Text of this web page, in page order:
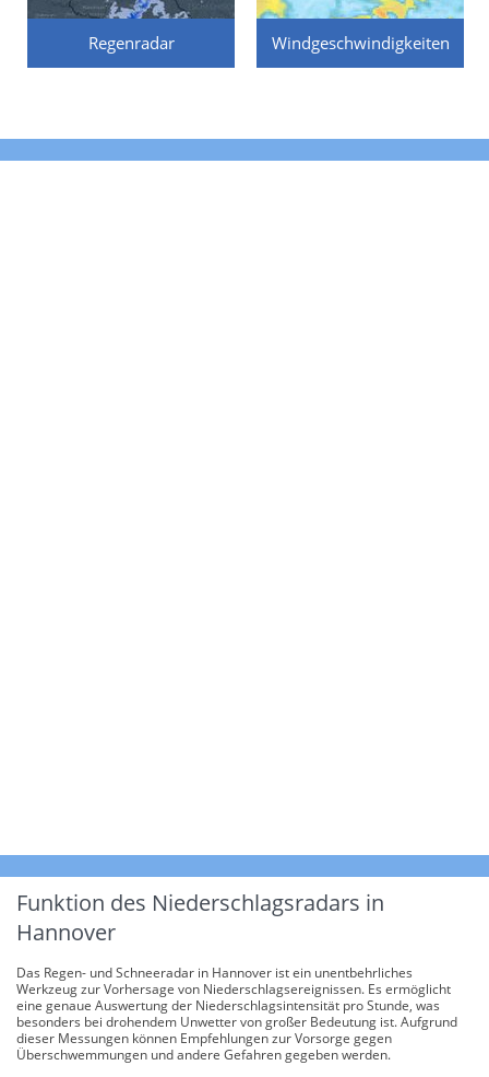
Regenradar Windgeschwindigkeiten
Funktion des Niederschlagsradars in
Hannover
Das Regen- und Schneeradar in Hannover ist ein unentbehrliches
Werkzeug zur Vorhersage von Niederschlagsereignissen. Es ermöglicht
eine genaue Auswertung der Niederschlagsintensität pro Stunde, was
besonders bei drohendem Unwetter von großer Bedeutung ist. Aufgrund
dieser Messungen können Empfehlungen zur Vorsorge gegen
Überschwemmungen und andere Gefahren gegeben werden.